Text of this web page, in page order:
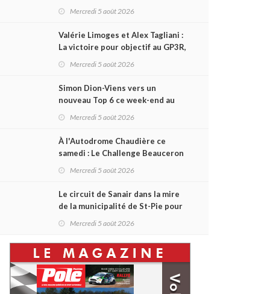
et une première en Challenge
Mercredi 5 août 2026
Valérie Limoges et Alex Tagliani :
La victoire pour objectif au GP3R,
dans trois séries différentes
Mercredi 5 août 2026
Simon Dion-Viens vers un
nouveau Top 6 ce week-end au
GP3R, en série NASCAR Canada ?
Mercredi 5 août 2026
À l'Autodrome Chaudière ce
samedi : Le Challenge Beauceron
200 pourrait bouleverser le
Mercredi 5 août 2026
Le circuit de Sanair dans la mire
de la municipalité de St-Pie pour
être rayé de la carte !
Mercredi 5 août 2026